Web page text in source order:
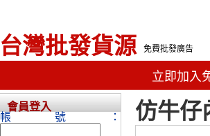
台灣批發貨源 免費批發廣告
立即加入
仿牛仔
會員登入
帳號：